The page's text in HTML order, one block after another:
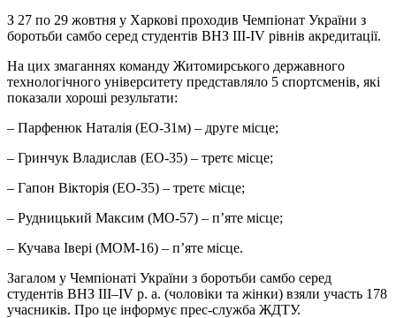
З 27 по 29 жовтня у Харкові проходив Чемпіонат України з
боротьби самбо серед студентів ВНЗ III-IV рівнів акредитації.
На цих змаганнях команду Житомирського державного
технологічного університету представляло 5 спортсменів, які
показали хороші результати:
– Парфенюк Наталія (ЕО-31м) – друге місце;
– Гринчук Владислав (ЕО-35) – третє місце;
– Гапон Вікторія (ЕО-35) – третє місце;
– Рудницький Максим (МО-57) – п’яте місце;
– Кучава Івері (МОМ-16) – п’яте місце.
Загалом у Чемпіонаті України з боротьби самбо серед
студентів ВНЗ ІІІ–ІV р. а. (чоловіки та жінки) взяли участь 178
учасників. Про це інформує прес-служба ЖДТУ.